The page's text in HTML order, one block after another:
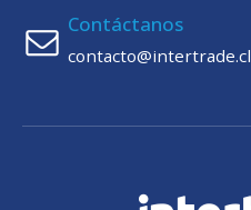
Contáctanos
contacto@intertrade.cl